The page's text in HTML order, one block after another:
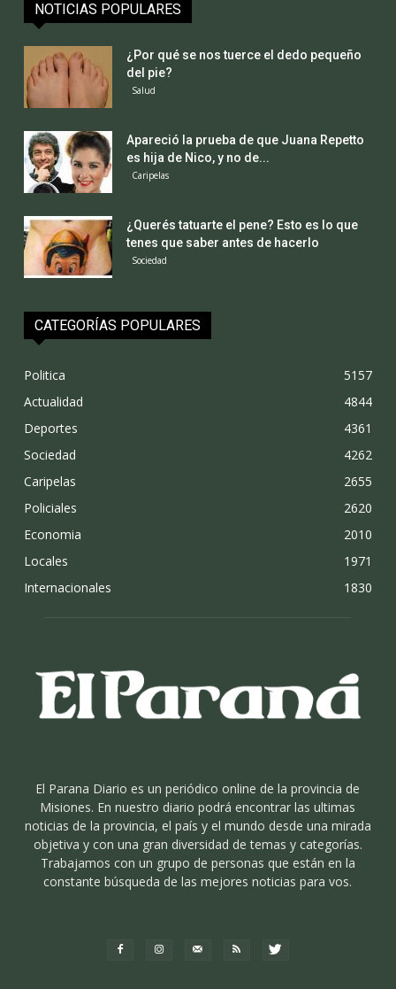
NOTICIAS POPULARES
¿Por qué se nos tuerce el dedo pequeño
del pie?
Salud
Apareció la prueba de que Juana Repetto
es hija de Nico, y no de...
Caripelas
¿Querés tatuarte el pene? Esto es lo que
tenes que saber antes de hacerlo
Sociedad
CATEGORÍAS POPULARES
Politica
5157
Actualidad
4844
Deportes
4361
Sociedad
4262
Caripelas
2655
Policiales
2620
Economia
2010
Locales
1971
Internacionales
1830
El Parana Diario es un periódico online de la provincia de
Misiones. En nuestro diario podrá encontrar las ultimas
noticias de la provincia, el país y el mundo desde una mirada
objetiva y con una gran diversidad de temas y categorías.
Trabajamos con un grupo de personas que están en la
constante búsqueda de las mejores noticias para vos.